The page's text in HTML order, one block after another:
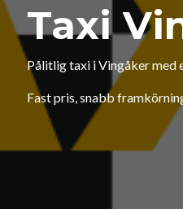
Taxi
Pålitlig taxi i Vingåker med
Fast pris, snabb